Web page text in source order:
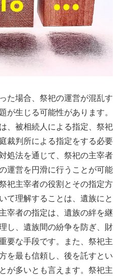
た場合、祭祀の運営が混乱す
が生じる可能性があります。
、被相続人による指定、祭祀
庭裁判所による指定をする必要
処法を通じて、祭祀の主宰者
運営を円滑に行うことが可能
祀主宰者の役割とその指定方
て理解することは、遺族にと
宰者の指定は、遺族の絆を継
し、遺族間の紛争を防ぎ、財
要な手段です。また、祭祀主
を最も信頼し、後を託すとい
が多いとも言えます。祭祀主